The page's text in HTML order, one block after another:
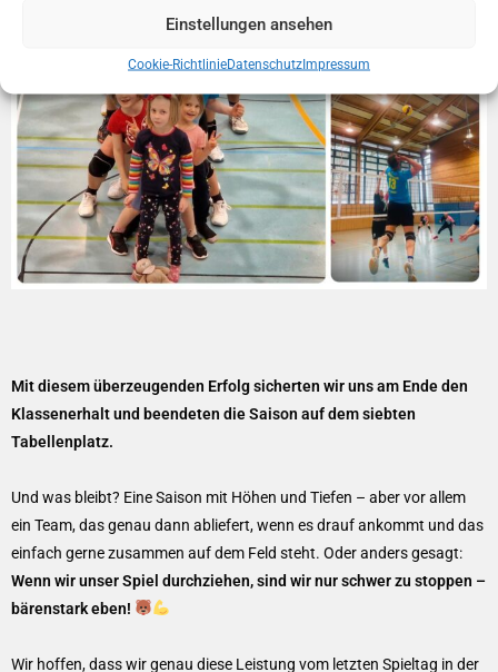
Einstellungen ansehen
Cookie-RichtlinieDatenschutzImpressum
Mit diesem überzeugenden Erfolg sicherten wir uns am Ende den
Klassenerhalt und beendeten die Saison auf dem siebten
Tabellenplatz.
Und was bleibt? Eine Saison mit Höhen und Tiefen – aber vor allem
ein Team, das genau dann abliefert, wenn es drauf ankommt und das
einfach gerne zusammen auf dem Feld steht. Oder anders gesagt:
Wenn wir unser Spiel durchziehen, sind wir nur schwer zu stoppen –
bärenstark eben!
Wir hoffen, dass wir genau diese Leistung vom letzten Spieltag in der